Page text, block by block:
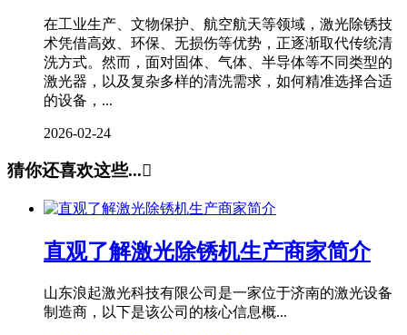
在工业生产、文物保护、航空航天等领域，激光除锈技
术凭借高效、环保、无损伤等优势，正逐渐取代传统清
洗方式。然而，面对固体、气体、半导体等不同类型的
激光器，以及复杂多样的清洗需求，如何精准选择合适
的设备，...
2026-02-24
猜你还喜欢这些...
直观了解激光除锈机生产商家简介
山东浪起激光科技有限公司是一家位于济南的激光设备
制造商，以下是该公司的核心信息概...